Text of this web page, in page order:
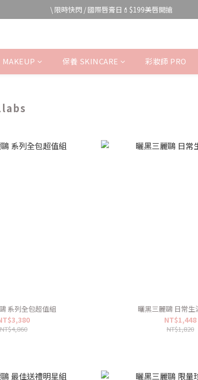
宅家防颱🌀全館$499免運費
\ 限時快閃 / 國際唇膏日💄$199美唇開搶
MAKEUP 保養 SKINCARE 彩妝師 PRO
系列全包超值組
NT$4,860
曬黑三麗鷗 日常生
NT$1,448
NT$1,820